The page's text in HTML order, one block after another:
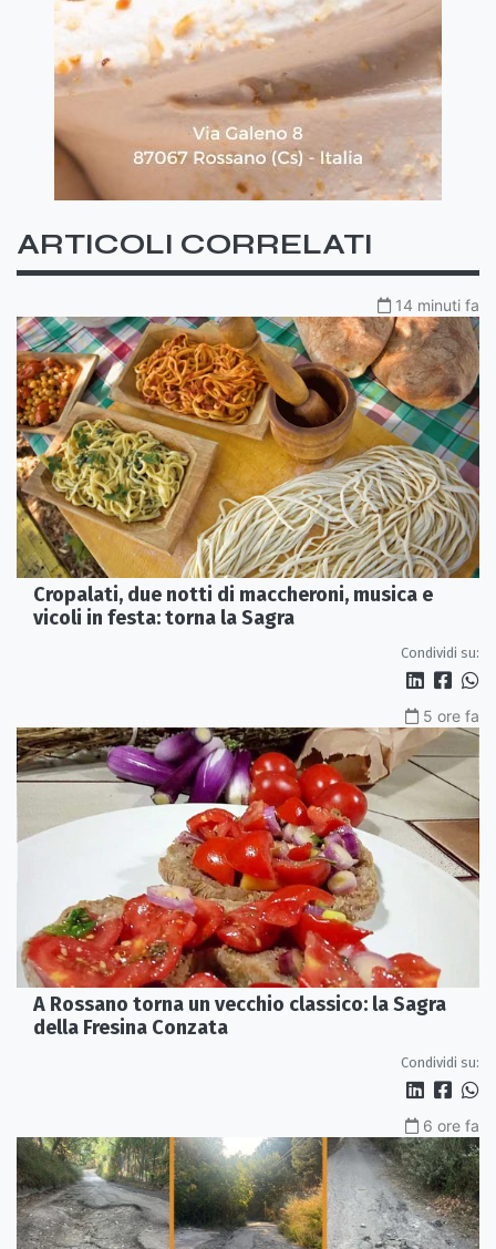
ARTICOLI CORRELATI
14 minuti fa
Cropalati, due notti di maccheroni, musica e
vicoli in festa: torna la Sagra
Condividi su:
5 ore fa
A Rossano torna un vecchio classico: la Sagra
della Fresina Conzata
Condividi su:
6 ore fa